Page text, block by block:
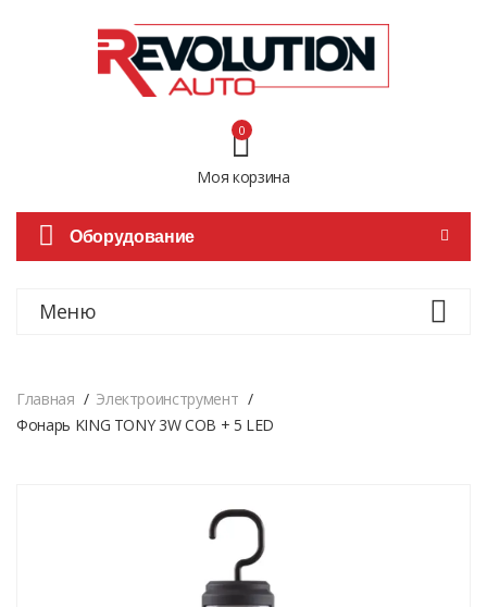
Моя корзина
0
Оборудование
Меню
Главная
Электроинструмент
Фонарь KING TONY 3W COB + 5 LED